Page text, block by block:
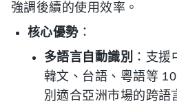
強調後續的使用效率。
核心優勢：
多語言自動識別 ：支援
韓文、台語、粵語等
別適合亞洲市場的跨語